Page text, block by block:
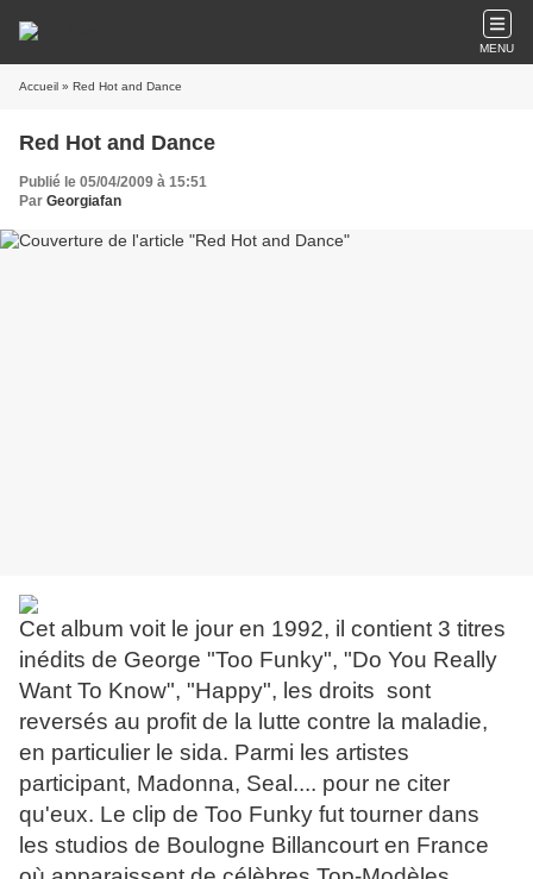
MENU
Accueil » Red Hot and Dance
Red Hot and Dance
Publié le 05/04/2009 à 15:51
Par Georgiafan
Cet album voit le jour en 1992, il contient 3 titres
inédits de George "Too Funky", "Do You Really
Want To Know", "Happy", les droits sont
reversés au profit de la lutte contre la maladie,
en particulier le sida. Parmi les artistes
participant, Madonna, Seal.... pour ne citer
qu'eux. Le clip de Too Funky fut tourner dans
les studios de Boulogne Billancourt en France